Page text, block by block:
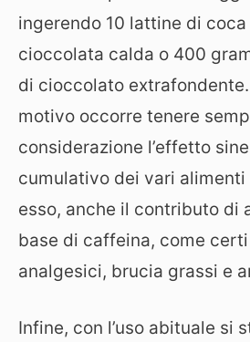
ingerendo 10 lattine di
cioccolata calda o 400
di cioccolato
motivo occorre tenere
considerazione l’effetto
cumulativo dei vari alimenti
esso, anche il contributo di
base di caffeina, come certi
analgesici, brucia grassi e
Infine, con l’uso abituale si